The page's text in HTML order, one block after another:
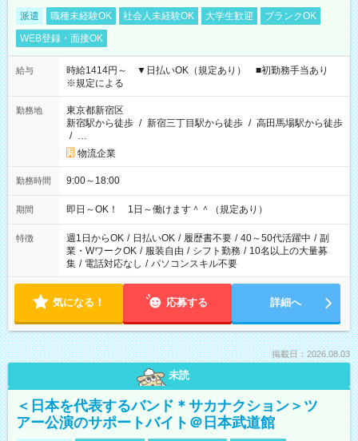
派遣 職種未経験OK 社会人未経験OK 大学生歓迎
ブランクOK
WEB登録・面接OK
給与
時給1414円～ ▼日払いOK（規定あり） ■初勤務手当あり
※規定による
勤務地
東京都新宿区
新宿駅から徒歩 / 新宿三丁目駅から徒歩 / 高田馬場駅から徒歩
/ …
物流企業
勤務時間 9:00～18:00
期間 即日～OK！ 1日～働けます＾＾（規定あり）
特徴 週1日からOK / 日払いOK / 履歴書不要 / 40～50代活躍中 / 副
業・WワークOK / 服装自由 / シフト勤務 / 10名以上の大量募
集 / 電話対応なし / パソコンスキル不要
気になる！ 応募する 詳細へ
掲載日：2026.08.03
未読
＜日本を代表するバンド＊サカナクション＞ツ
アー公演のサポートバイト＠日本武道館